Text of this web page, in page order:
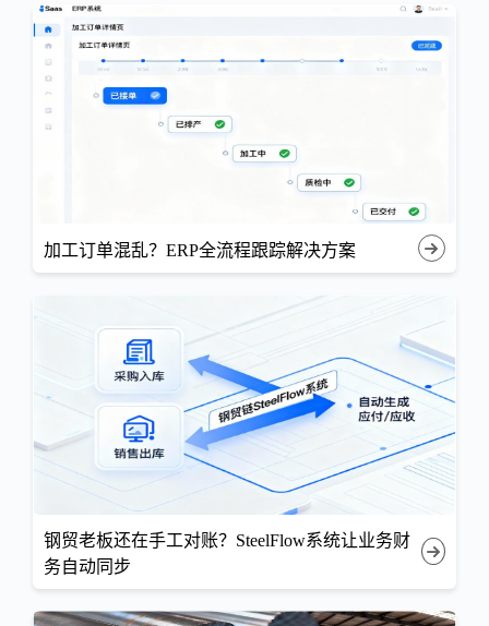
加工订单混乱？ERP全流程跟踪解决方案
钢贸老板还在手工对账？SteelFlow系统让业务财
务自动同步